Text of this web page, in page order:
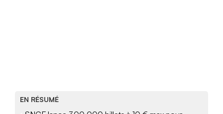
EN RÉSUMÉ